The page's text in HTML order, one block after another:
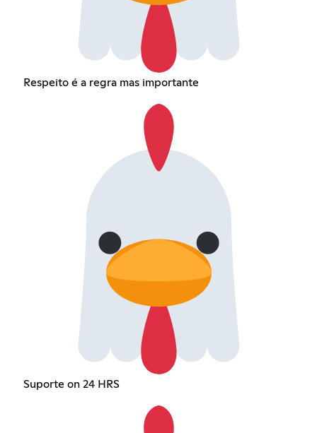
Respeito é a regra mas importante
Suporte on 24 HRS